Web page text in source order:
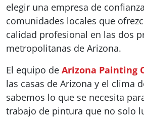
elegir una empresa de
comunidades locales que
calidad profesional en las dos
metropolitanas de Arizona.
El equipo de Arizona Painting
las casas de Arizona y el clima
sabemos lo que se necesita
trabajo de pintura que no solo